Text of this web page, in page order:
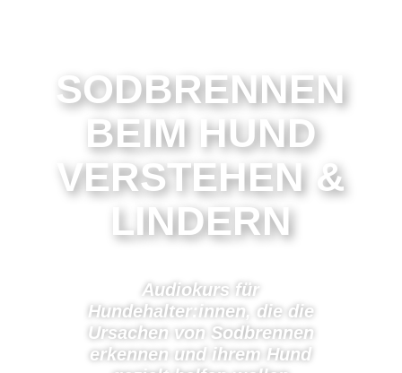
SODBRENNEN
BEIM HUND
VERSTEHEN &
LINDERN
Audiokurs für
Hundehalter:innen, die die
Ursachen von Sodbrennen
erkennen und ihrem Hund